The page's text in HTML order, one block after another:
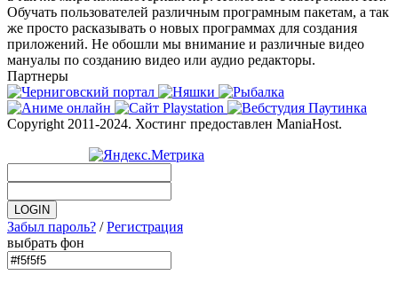
Обучать пользователей различным програмным пакетам, а так
же просто расказывать о новых программах для создания
приложений. Не обошли мы внимание и различные видео
мануалы по созданию видео или аудио редакторы.
Партнеры
Copyright 2011-2024. Хостинг предоставлен ManiaHost.
Забыл пароль? /Регистрация
выбрать фон